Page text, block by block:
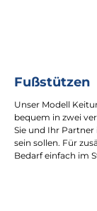
Fußstützen
Unser Modell
bequem in zwei
Sie und Ihr
sein sollen. Für
Bedarf einfach im